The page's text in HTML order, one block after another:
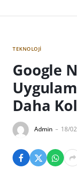
TEKNOLOJI
Google
Daha
Admin 18/